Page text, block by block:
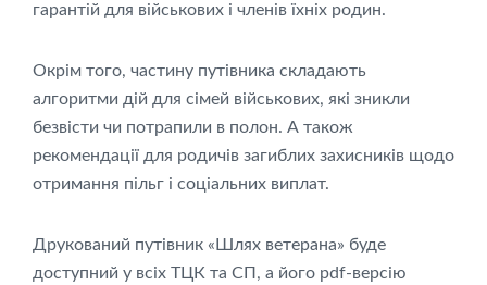
гарантій для військових і членів їхніх родин.
Окрім того, частину путівника складають
алгоритми дій для сімей військових, які зникли
безвісти чи потрапили в полон. А також
рекомендації для родичів загиблих захисників щодо
отримання пільг і соціальних виплат.
Друкований путівник «Шлях ветерана» буде
доступний у всіх ТЦК та СП, а його pdf-версію